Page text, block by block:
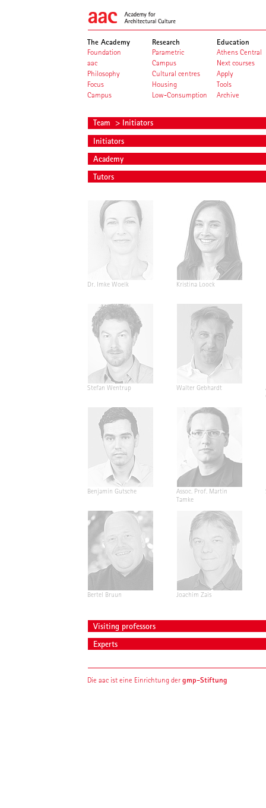
The Academy
Foundation
aac
Philosophy
Focus
Campus
Research
Parametric
Campus
Cultural centres
Housing
Low-Consumption
Education
Athens Central
Next courses
Apply
Tools
Archive
Team > Initiators
Initiators
Academy
Tutors
Dr. Imke Woelk Kristina Loock
Stefan Wentrup Walter Gebhardt
Benjamin Gutsche
Assoc. Prof. Martin
Tamke
Bertel Bruun Joachim Zais
Visiting professors
Experts
Die aac ist eine Einrichtung dergmp-Stiftung